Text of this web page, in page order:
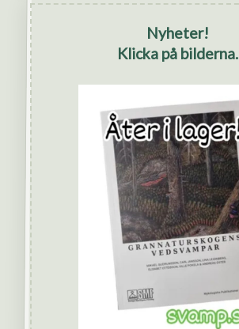
Nyheter!
Klicka på bilderna.